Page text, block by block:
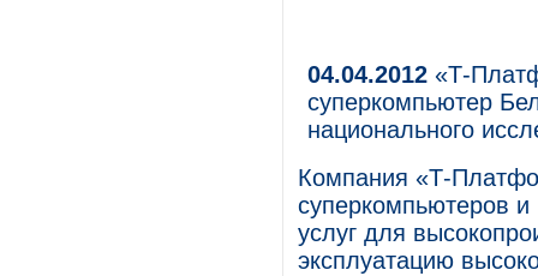
04.04.2012 «Т-
суперкомпьютер
национального
Компания «Т-
суперкомпьютеров
услуг для
эксплуатацию